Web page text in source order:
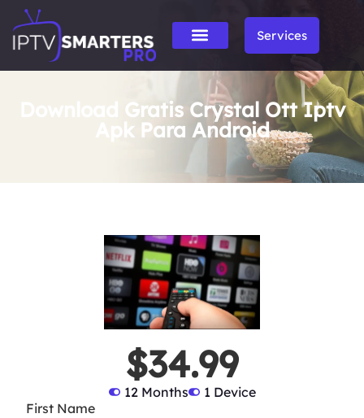
Services
Download Gratis Crystal Ott Iptv
Apk Para Android
$34.99
12 Months
1 Device
First Name